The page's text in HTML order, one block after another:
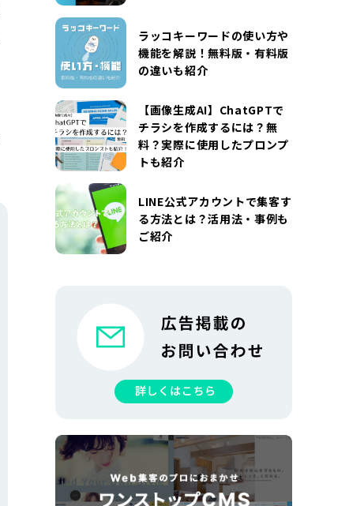
ラッコキーワードの使い方や
機能を解説！無料版・有料版
の違いも紹介
【画像生成AI】ChatGPTで
チラシを作成するには？無
料？実際に使用したプロンプ
トも紹介
LINE公式アカウントで集客す
る方法とは？活用法・事例も
ご紹介